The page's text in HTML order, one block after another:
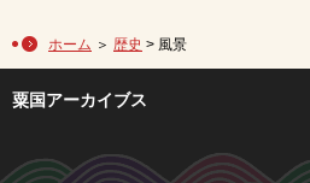
ホーム ＞ 歴史 > 風景
粟国アーカイブス